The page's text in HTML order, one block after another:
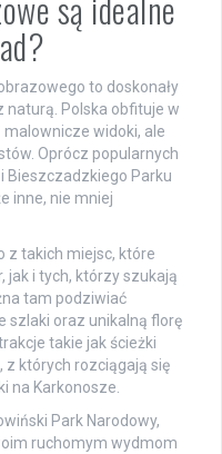
to doskonały
naturą. Polska obfituje w
widoki, ale
Oprócz popularnych
Bieszczadzkiego Parku
inne, nie mniej
z takich miejsc, które
jak i tych, którzy szukają
tam podziwiać
szlaki oraz unikalną florę
takie jak ścieżki
z których rozciągają się
na Karkonosze.
Park Narodowy,
ruchomym wydmom